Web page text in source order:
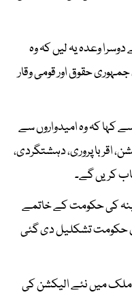
وعدہ یہ لیں کہ وہ
حقوق اور قومی وقار
کہا کہ وہ امیدواروں سے
اقربا پروری، دہشتگردی،
کریں گے۔
میں شیخ حسینہ کی حکومت کے خاتمے
حکومت تشکلیل دی گئی
میں نئے الیکشن کی